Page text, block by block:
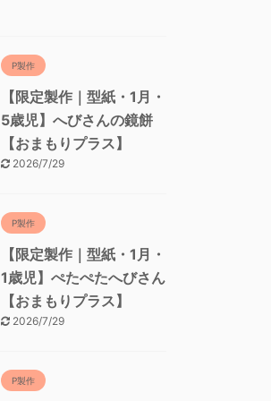
P製作
【限定製作｜型紙・1月・
5歳児】へびさんの鏡餅
【おまもりプラス】
2026/7/29
P製作
【限定製作｜型紙・1月・
1歳児】ぺたぺたへびさん
【おまもりプラス】
2026/7/29
P製作